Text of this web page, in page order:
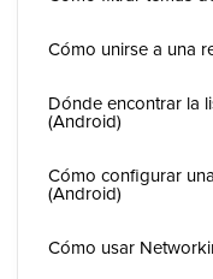
Cómo unirse a una
Dónde encontrar la
(Android)
Cómo configurar
(Android)
Cómo usar